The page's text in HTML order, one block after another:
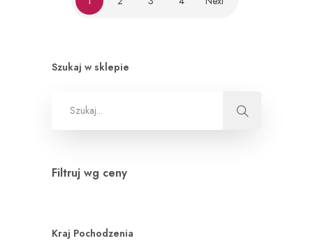
Szukaj w sklepie
Filtruj wg ceny
Kraj Pochodzenia